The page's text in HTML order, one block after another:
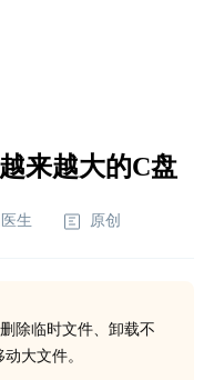
来越大的C盘
生 原创
除临时文件、卸载不
大文件。